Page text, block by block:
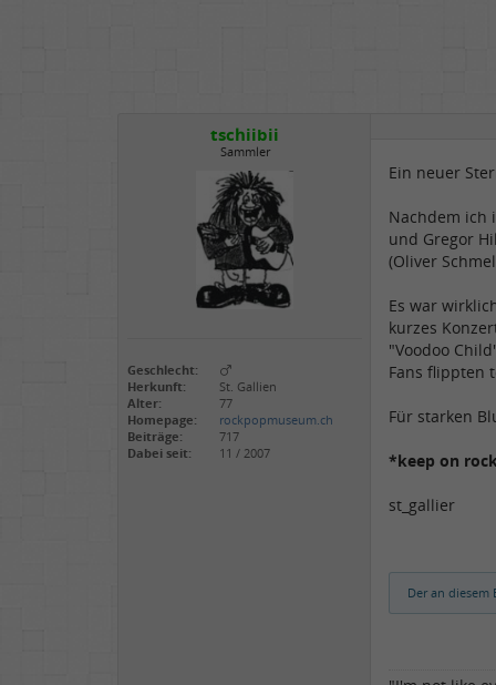
tschiibii
Sammler
Geschlecht:
Herkunft:
St. Gallien
Alter:
77
Homepage:
rockpopmuseum.ch
Beiträge:
717
Dabei seit:
11 / 2007
Ein neuer
Nachdem ich
und Gregor
(Oliver
Es war
kurzes
"Voodoo
Fans flippten
Für starken
*keep on
st_gallier
Der an